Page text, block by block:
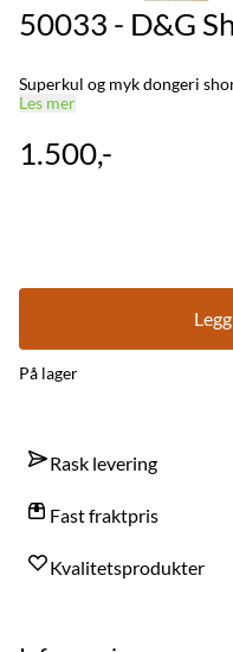
50033 - D&G
Superkul og myk dongeri
Les mer
1.500,-
På lager
Rask levering
Fast fraktpris
Kvalitetsprodukter